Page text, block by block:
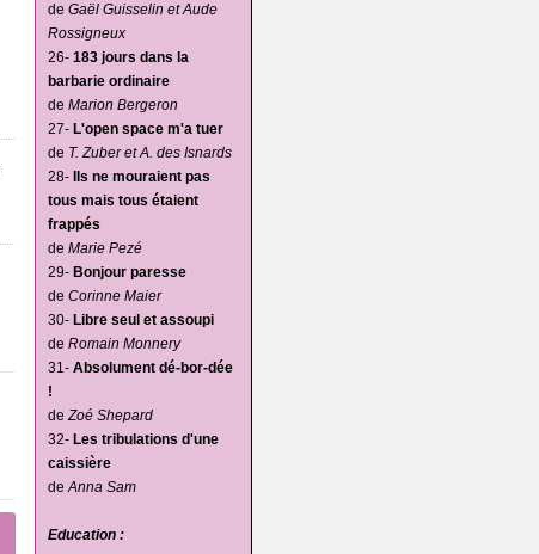
de Gaël Guisselin et Aude
Rossigneux
26- 183 jours dans la
barbarie ordinaire
de Marion Bergeron
27- L'open space m'a tuer
de T. Zuber et A. des Isnards
28-
Ils ne mouraient pas
tous mais tous étaient
frappés
de Marie Pezé
29- Bonjour paresse
de Corinne Maier
30- Libre seul et assoupi
de Romain Monnery
31- Absolument dé-bor-dée
!
deZoé Shepard
32- Les tribulations d'une
caissière
deAnna Sam
Education :